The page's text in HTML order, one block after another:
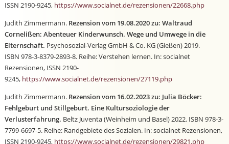
ISSN 2190-9245, https://www.socialnet.de/rezensionen/22668.php
Judith Zimmermann. Rezension vom 19.08.2020 zu: Waltraud
Cornelißen: Abenteuer Kinderwunsch. Wege und Umwege in die
Elternschaft. Psychosozial-Verlag GmbH & Co. KG (Gießen) 2019.
ISBN 978-3-8379-2893-8. Reihe: Verstehen lernen. In: socialnet
Rezensionen, ISSN 2190-
9245, https://www.socialnet.de/rezensionen/27119.php
Judith Zimmermann. Rezension vom 16.02.2023 zu: Julia Böcker:
Fehlgeburt und Stillgeburt. Eine Kultursoziologie der
Verlusterfahrung. Beltz Juventa (Weinheim und Basel) 2022. ISBN 978-3-
7799-6697-5. Reihe: Randgebiete des Sozialen. In: socialnet Rezensionen,
ISSN 2190-9245, https://www.socialnet.de/rezensionen/29821.php